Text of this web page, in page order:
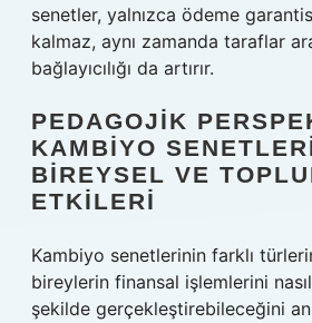
senetler, yalnızca ödeme
kalmaz, aynı zamanda taraflar
bağlayıcılığı da artırır.
PEDAGOJIK
KAMBIYO
BIREYSEL VE
ETKILERI
Kambiyo senetlerinin farklı
bireylerin finansal işlemlerini
şekilde gerçekleştirebileceğini